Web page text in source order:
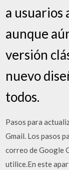
a usuarios
aunque
versión
nuevo
todos.
Pasos para
Gmail. Los pasos
correo de Google
utilice.En este